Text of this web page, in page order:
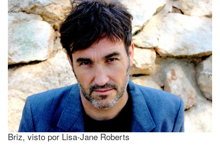
Briz, visto por Lisa-Jane Roberts